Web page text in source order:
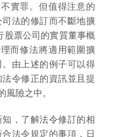
實罪。但值得注意的
法的修訂而不斷地擴
股票公司的實質董事概
而修法將適用範圍擴
由上述的例子可以得
令修正的資訊並且提
風險之中。
，了解法令修訂的相
法令規定的事項，日